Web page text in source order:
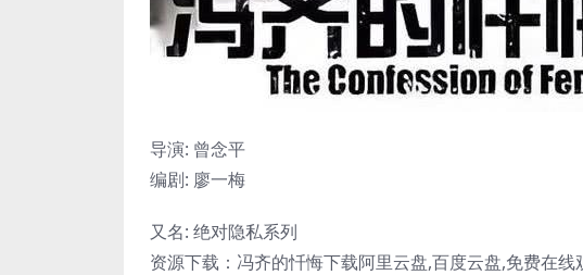
导演: 曾念平
编剧: 廖一梅
又名: 绝对隐私系列
资源下载：冯齐的忏悔下载阿里云盘,百度云盘,免费在